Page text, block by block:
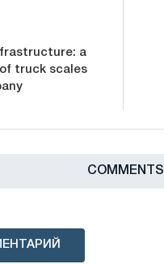
a
truck scales
СOMMENTS